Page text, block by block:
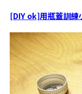
[DIY ok]用瓶蓋訓練